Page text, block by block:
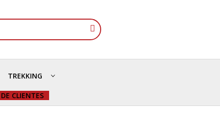
TREKKING
CLIENTES